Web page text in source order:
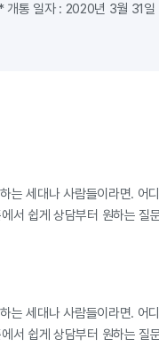
개통 일자 : 2020년 3월 31일
치 대비 기입금지 단통법 상한
지못했어요ᅲᅲ 건물마다 차
대칭형이라 렉없이 인터넷이
건물에 따라 비대칭형으로 들
고 하더라구요 다들 먼저 알아
어요! 처음엔 홍보인가 의심
급해준다는 것 보고 좀 신기
직히 무엇보다 사은품 바로
생각하는데 아정당이 제일
는 세대나 사람들이라면. 어
서 쉽게 상담부터 원하는 질
실히 만족시켜주었다.. 아정
는 세대나 사람들이라면. 어
서 쉽게 상담부터 원하는 질